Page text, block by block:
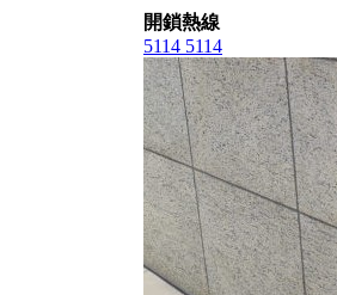
開鎖熱線
5114 5114